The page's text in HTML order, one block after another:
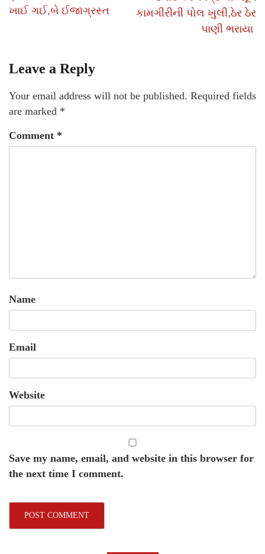
ખાઈ ગઈ,બે ઈજાગ્રસ્ત
કામગીરીની પોલ ખુલી,ઠેર ઠેર
પાણી ભરાયા
Leave a Reply
Your email address will not be published. Required fields
are marked *
Comment *
Name
Email
Website
Save my name, email, and website in this browser for
the next time I comment.